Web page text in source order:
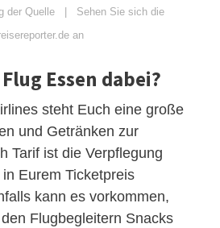
der Quelle
Sehen Sie sich die
an
Essen dabei?
steht Euch eine große
und Getränken zur
Tarif ist die Verpflegung
Eurem Ticketpreis
kann es vorkommen,
Flugbegleitern Snacks